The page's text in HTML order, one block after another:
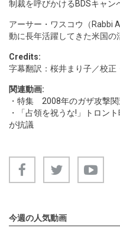
制裁を呼びかける BDSキャン
アーサー・ワスコウ（Rabbi
動に長年活躍してきた米国の
Credits:
字幕翻訳：桜井まり子／校正
関連動画:
・ 特集 2008年のガザ攻撃関
・
「占領を祝うな!」トロン
が抗議
今週の人気動画